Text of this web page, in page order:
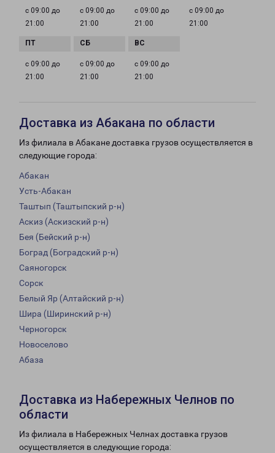
с 09:00 до
21:00
с 09:00 до
21:00
с 09:00 до
21:00
с 09:00 до
21:00
с 09:00 до
21:00
с 09:00 до
21:00
с 09:00 до
21:00
Доставка из Абакана по области
Из филиала в Абакане доставка грузов осуществляется в
следующие города:
Абакан
Усть-Абакан
Таштып (Таштыпский р-н)
Аскиз (Аскизский р-н)
Бея (Бейский р-н)
Боград (Боградский р-н)
Саяногорск
Сорск
Белый Яр (Алтайский р-н)
Шира (Ширинский р-н)
Черногорск
Новоселово
Абаза
Доставка из Набережных Челнов по
области
Из филиала в Набережных Челнах доставка грузов
осуществляется в следующие города: